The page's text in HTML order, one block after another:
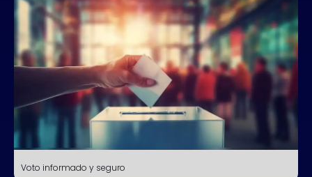
Voto informado y seguro